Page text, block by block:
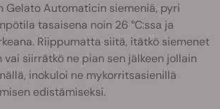
Gelato Automaticin siemeniä, pyri
tasaisena noin 26 °C:ssa ja
Riippumatta siitä, itätkö siemenet
vai siirrätkö ne pian sen jälkeen jollain
inokuloi ne mykorritsasienillä
edistämiseksi.